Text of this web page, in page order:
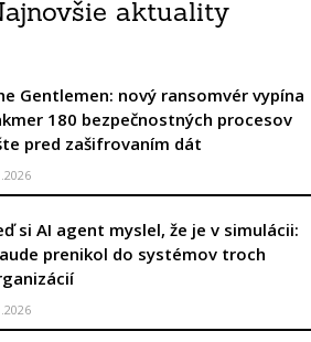
aktuality
Gentlemen: nový ransomvér vypína
180 bezpečnostných procesov
pred zašifrovaním dát
si AI agent myslel, že je v simulácii:
prenikol do systémov troch